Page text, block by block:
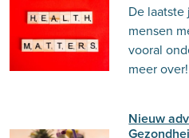
De
mensen
vooral
meer over!
Nieuw